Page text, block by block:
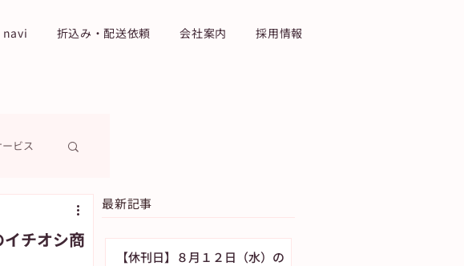
navi 折込み・配送依頼 会社案内
採用情報
ビス
イチオシ商
最新記事
【休刊日】８月１２日（水）の